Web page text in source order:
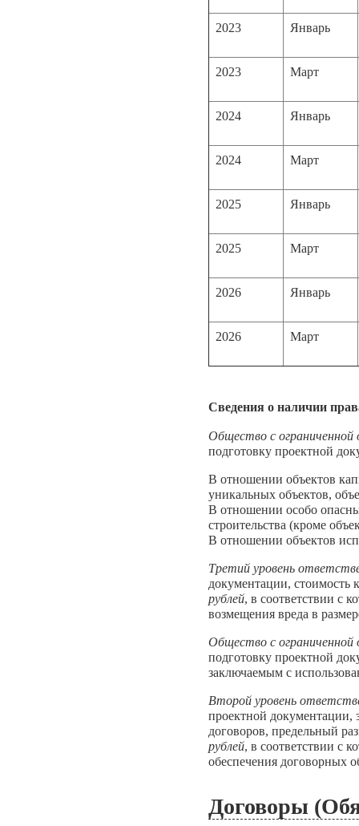
2023 Январь
2023 Март
2024 Январь
2024 Март
2025 Январь
2025 Март
2026 Январь
2026 Март
Сведения о наличии
Общество с
подготовку проектной
В отношении объектов
уникальных объектов,
В отношении особо
строительства (кроме
В отношении объектов
Третий уровень
документации, стоимость
рублей, в соответствии с
возмещения вреда в
Общество с
подготовку проектной
заключаемым с
Второй уровень
проектной документации,
договоров, предельный
рублей, в соответствии с
обеспечения договорных
Договоры